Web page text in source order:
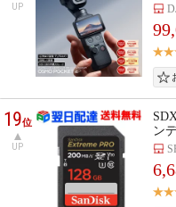
UP
19位
UP
ン